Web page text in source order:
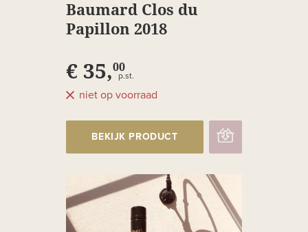
Baumard Clos du
Papillon 2018
€ 35,00
p.st.
niet op voorraad
BEKIJK PRODUCT